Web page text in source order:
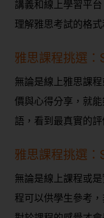
講義和線上學習平
理解雅思考試的格
雅思課程挑選：
無論是線上雅思課
價與心得分享，就
語，看到最真實的評
雅思課程挑選：
無論是線上課程或
程可以供學生參考